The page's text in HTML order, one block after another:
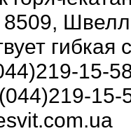
гибкая
15-
15-